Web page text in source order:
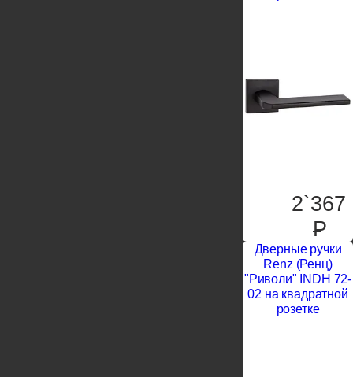
2`367
P
Дверные ручки
Renz (Ренц)
"Риволи" INDH 72-
02 на квадратной
розетке